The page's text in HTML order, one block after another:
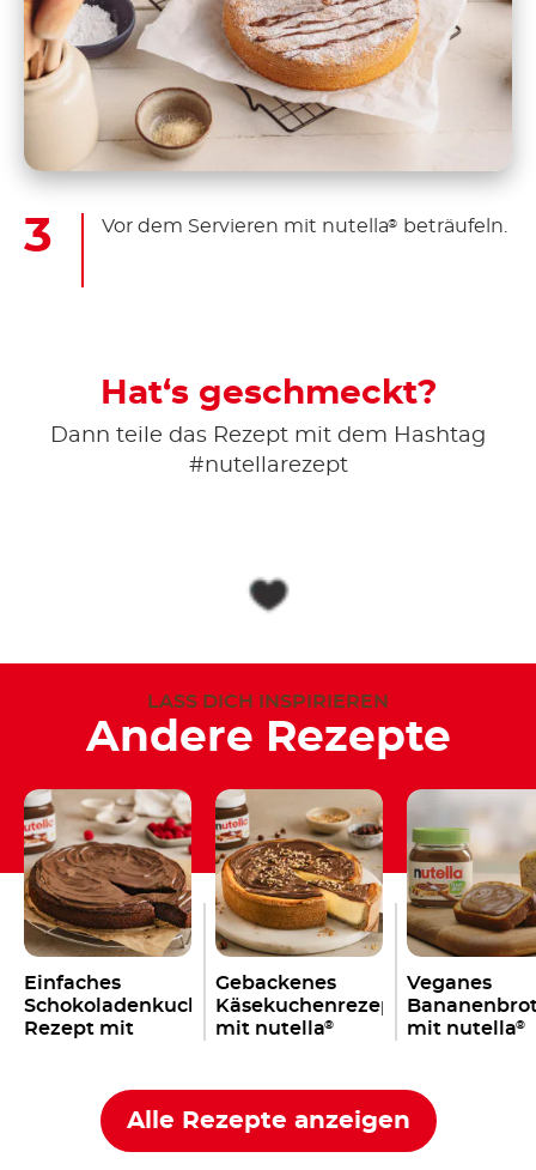
Vor dem Servieren mit nutella® beträufeln.
Hat‘s geschmeckt?
Dann teile das Rezept mit dem Hashtag
#nutellarezept
LASS DICH INSPIRIEREN
Andere Rezepte
Einfaches
Schokoladenkuchen
Rezept mit
Gebackenes
Käsekuchenrezept
mit nutella®
Veganes
mit nutella®
Alle Rezepte anzeigen